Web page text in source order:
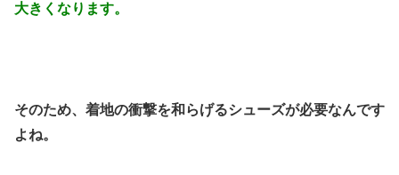
大きくなります。
そのため、着地の衝撃を和らげるシューズが必要なんです
よね。